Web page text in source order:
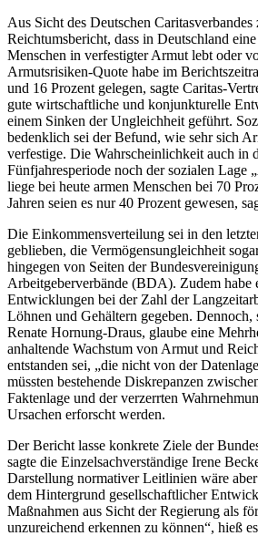
Aus Sicht des Deutschen
Reichtumsbericht, dass in Deutschland
Menschen in verfestigter Armut lebt oder
Armutsrisiken-Quote habe im
und 16 Prozent gelegen, sagte Caritas-
gute wirtschaftliche und konjunkturelle
einem Sinken der Ungleichheit geführt.
bedenklich sei der Befund, wie sehr sich
verfestige. Die Wahrscheinlichkeit auch in
Fünfjahresperiode noch der sozialen Lage
liege bei heute armen Menschen bei 70
Jahren seien es nur 40 Prozent gewesen,
Die Einkommensverteilung sei in den
geblieben, die Vermögensungleichheit
hingegen von Seiten der
Arbeitgeberverbände (BDA). Zudem habe
Entwicklungen bei der Zahl der
Löhnen und Gehältern gegeben.
Renate Hornung-Draus, glaube eine
anhaltende Wachstum von Armut und
entstanden sei, „die nicht von der
müssten bestehende Diskrepanzen
Faktenlage und der verzerrten
Ursachen erforscht werden.
Der Bericht lasse konkrete Ziele der
sagte die Einzelsachverständige Irene
Darstellung normativer Leitlinien wäre
dem Hintergrund gesellschaftlicher
Maßnahmen aus Sicht der Regierung als
unzureichend erkennen zu können“, hieß